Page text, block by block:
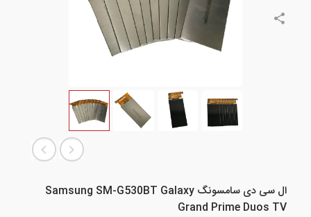
ال سی دی سامسونگ Samsung SM-G530BT Galaxy
Grand Prime Duos TV